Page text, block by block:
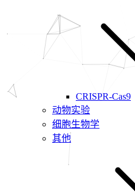
CRISPR-Cas9
动物实验
细胞生物学
其他